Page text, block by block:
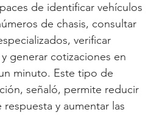
de identificar vehículos
de chasis, consultar
verificar
generar cotizaciones en
minuto. Este tipo de
señaló, permite reducir
y aumentar las